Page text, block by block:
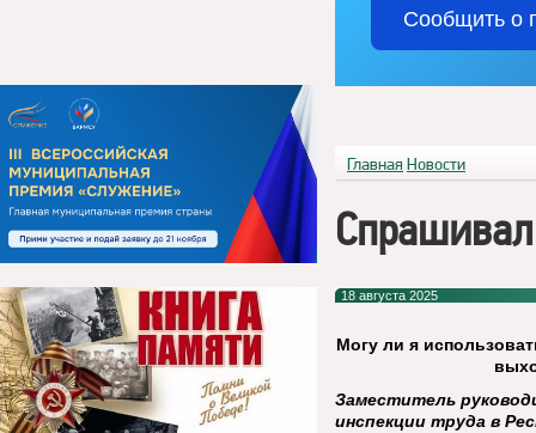
Сообщить о
Главная Новости
18 августа 2025
Могу ли я
Заместитель
инспекции труда в